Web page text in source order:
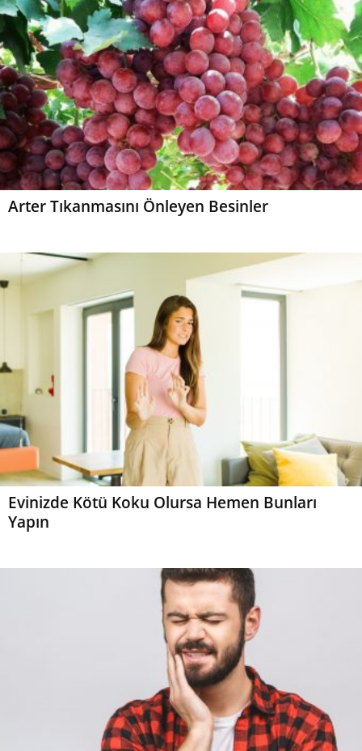
Arter Tıkanmasını Önleyen Besinler
Evinizde Kötü Koku Olursa Hemen Bunları
Yapın